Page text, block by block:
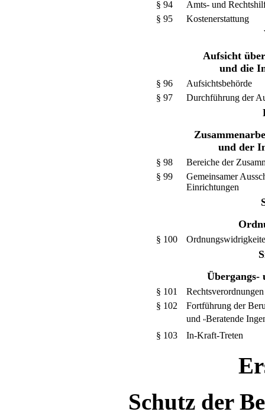
§ 94
Amts- und
§ 95
Kostenerstattung
Aufsicht
und die
§ 96
Aufsichtsbehörde
§ 97
Durchführung der
und der
§ 98
Bereiche der
§ 99
Gemeinsamer
Einrichtungen
§ 100
Übergangs-
§ 101
§ 102
Fortführung der
und "Beratende
§ 103
In-Kraft-Treten
Schutz der